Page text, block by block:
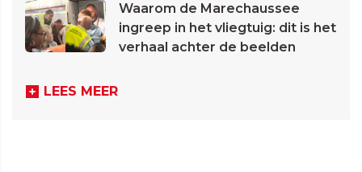
Waarom de Marechaussee
ingreep in het vliegtuig: dit is het
verhaal achter de beelden
LEES MEER